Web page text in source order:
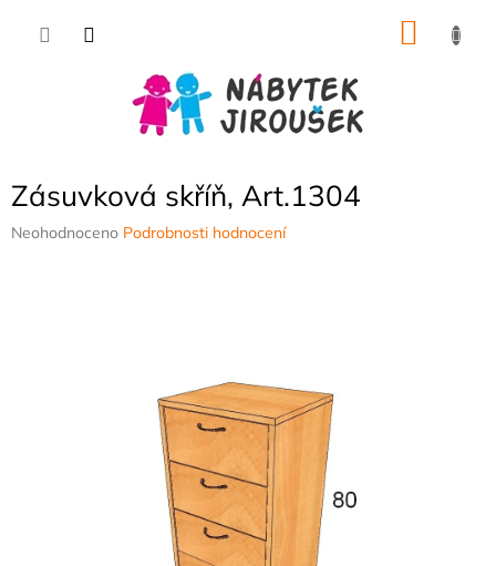
Zásuvková skříň, Art.1304
Průměrné
Neohodnoceno Podrobnosti hodnocení